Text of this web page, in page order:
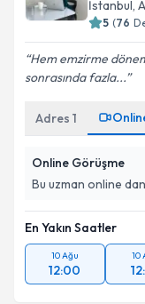
İstanbul,
(
Hem emzirme
sonrasında fazla...
Adres 1
Online Görüşme
Bu uzman online
En Yakın Saatler
10 Ağu
12:00
10